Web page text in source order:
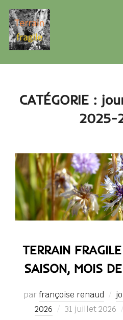
contenu
CATÉGORIE :
2025-
TERRAIN
SAISON, MOIS
parfrançoise renaud
2026
Publié
31 juillet 2026